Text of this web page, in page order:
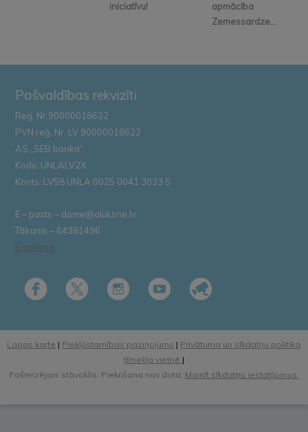
iniciatīvu!
apmācība
Zemessardze...
Pašvaldības rekvizīti
Reģ. Nr.90000018622
PVN reģ. Nr. LV 90000018622
AS „SEB banka”
Kods: UNLALV2X
Konts: LV58 UNLA 0025 0041 3033 5
E – pasts – dome@aluksne.lv
Tālrunis – 64381496
E-adrese
Lapas karte | Piekļūstamības paziņojums | Privātuma un sīkdatņu politika
tīmekļa vietnē |
Pašreizējais stāvoklis: Piekrišana nav dota. Mainīt sīkdatņu iestatījumus.